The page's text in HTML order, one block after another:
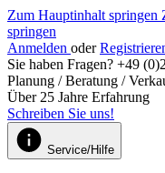
Zum Hauptinhalt springen
springen
Anmelden oder
Sie haben Fragen? +49
Planung / Beratung /
Über 25 Jahre Erfahrung
Schreiben Sie uns!
Service/Hilfe